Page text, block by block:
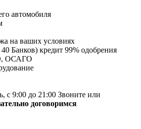
автомобиля
на ваших условиях
Банков) кредит 99% одобрения
ОСАГО
с 9:00 до 21:00 Звоните или
договоримся